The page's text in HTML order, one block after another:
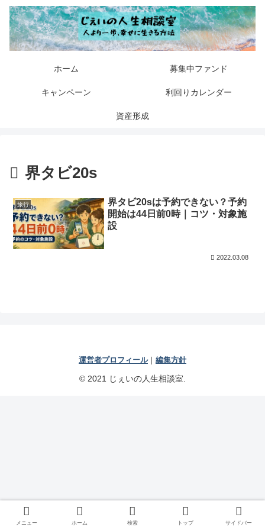
ホーム 募集中ファンド
キャンペーン 利回りカレンダー
資産形成
界タビ20s
旅行
界タビ20sは予約できない？予約
開始は44日前0時｜コツ・対象施
設
2022.03.08
運営者プロフィール｜ 編集方針
© 2021 じぇいの人生相談室.
メニュー ホーム 検索 トップ サイドバー